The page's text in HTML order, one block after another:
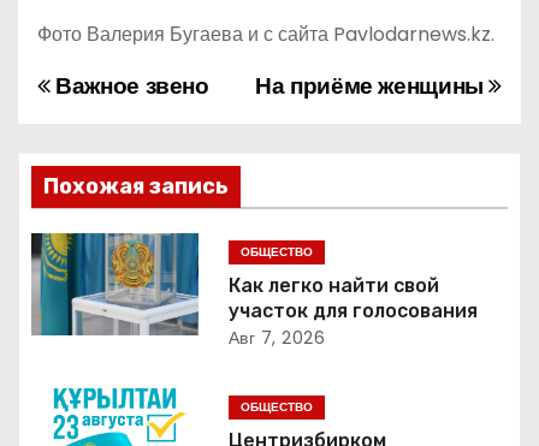
Фото Валерия Бугаева и с сайта Pavlodarnews.kz.
Н
в
и
г
а
ц
На приёме женщины
Важное звено
Похожая запись
ОБЩЕСТВО
Как легко найти свой
участок для голосования
Авг 7, 2026
ОБЩЕСТВО
Центризбирком